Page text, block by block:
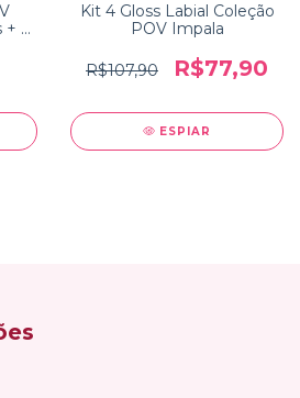
1
Kit 4 Gloss Labial Coleção
POV Impala
R$107,90 R$77,90
ESPIAR